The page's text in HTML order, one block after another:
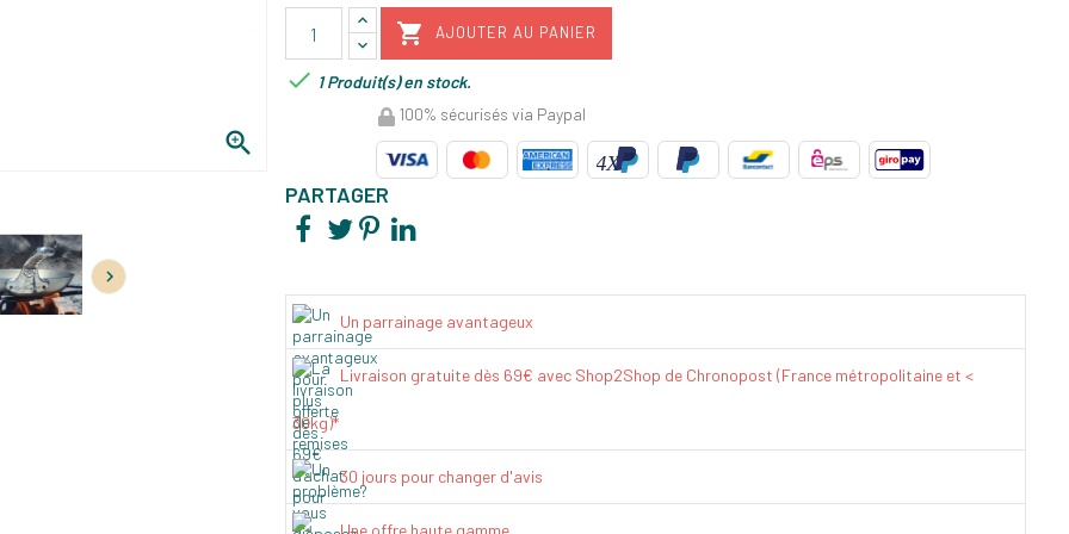


 AJOUTER AU PANIER
 1 Produit(s) en stock.
100% sécurisés via Paypal
PARTAGER
Un parrainage avantageux
Livraison gratuite dès 69€ avec Shop2Shop de Chronopost (France métropolitaine et <
30kg)*
30 jours pour changer d'avis
Une offre haute gamme